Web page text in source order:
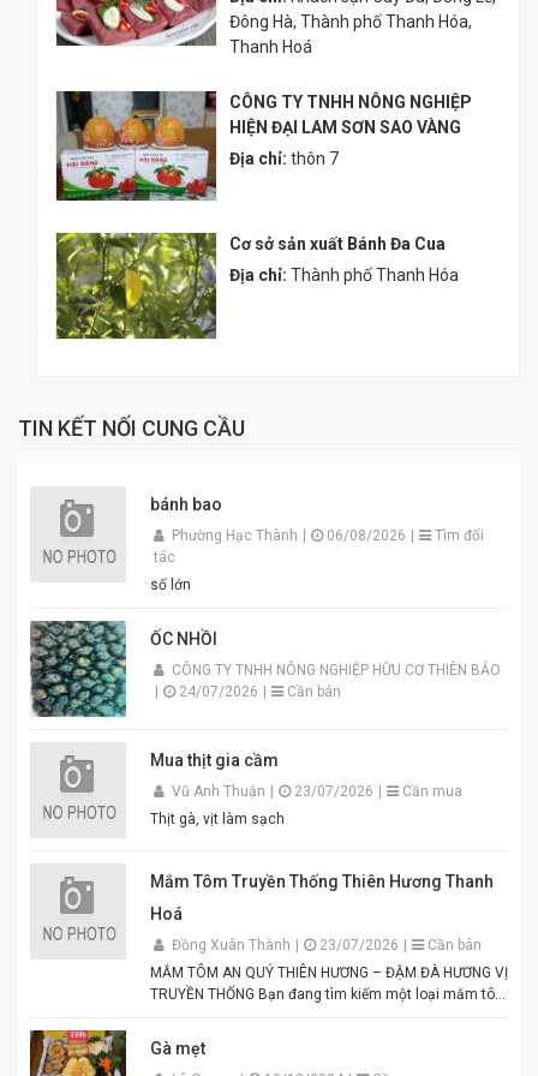
Đông Hà, Thành phố Thanh Hóa,
Thanh Hoá
CÔNG TY TNHH NÔNG NGHIỆP
HIỆN ĐẠI LAM SƠN SAO VÀNG
Địa chỉ: thôn 7
Cơ sở sản xuất Bánh Đa Cua
Địa chỉ: Thành phố Thanh Hóa
TIN KẾT NỐI CUNG CẦU
bánh bao
Phường Hạc Thành 06/08/2026
Tìm đối
tác
số lớn
ỐC NHỒI
CÔNG TY TNHH NÔNG NGHIỆP HỮU CƠ THIÊN BẢO
24/07/2026 Cần bán
Mua thịt gia cầm
Vũ Anh Thuận 23/07/2026
Cần mua
Thịt gà, vịt làm sạch
Mắm Tôm Truyền Thống Thiên Hương Thanh
Hoá
Đồng Xuân Thành 23/07/2026
Cần bán
MẮM TÔM AN QUÝ THIÊN HƯƠNG – ĐẬM ĐÀ HƯƠNG VỊ
TRUYỀN THỐNG Bạn đang tìm kiếm một loại mắm tôm
Mắm tôm An Quý Thiên Hương chính là lựa chọn hoàn
hảo cho mọi gia đình Việt. Được sản xuất từ tôm tươi
Gà mẹt